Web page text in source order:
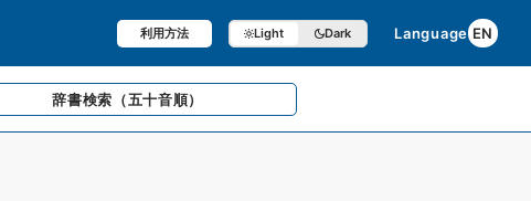
利用方法 Light Dark Language EN
辞書検索 （五十音順）